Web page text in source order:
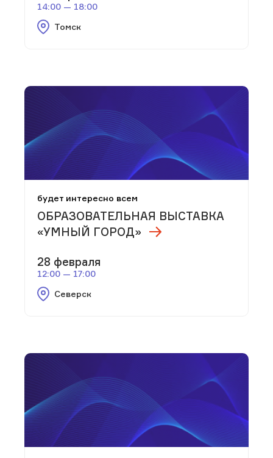
14:00 — 18:00
Томск
будет интересно всем
ОБРАЗОВАТЕЛЬНАЯ ВЫСТАВКА
«УМНЫЙ ГОРОД»
28 февраля
12:00 — 17:00
Северск